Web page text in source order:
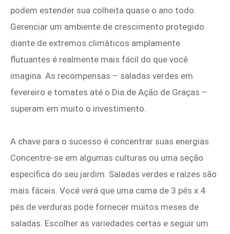
podem estender sua colheita quase o ano todo.
Gerenciar um ambiente de crescimento protegido
diante de extremos climáticos amplamente
flutuantes é realmente mais fácil do que você
imagina. As recompensas – saladas verdes em
fevereiro e tomates até o Dia de Ação de Graças –
superam em muito o investimento.
A chave para o sucesso é concentrar suas energias.
Concentre-se em algumas culturas ou uma seção
específica do seu jardim. Saladas verdes e raízes são
mais fáceis. Você verá que uma cama de 3 pés x 4
pés de verduras pode fornecer muitos meses de
saladas. Escolher as variedades certas e seguir um